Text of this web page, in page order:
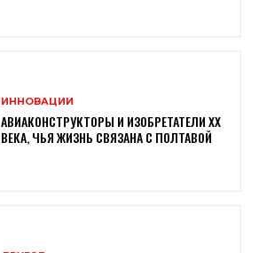
ИННОВАЦИИ
АВИАКОНСТРУКТОРЫ И ИЗОБРЕТАТЕЛИ XX
ВЕКА, ЧЬЯ ЖИЗНЬ СВЯЗАНА С ПОЛТАВОЙ